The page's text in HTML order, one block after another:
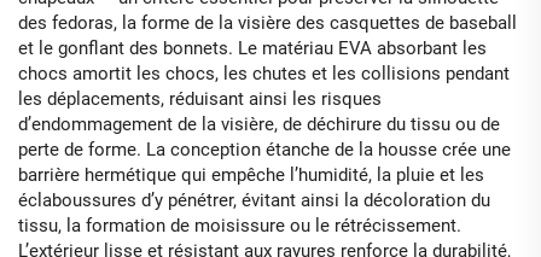
des fedoras, la forme de la visière des casquettes de baseball
et le gonflant des bonnets. Le matériau EVA absorbant les
chocs amortit les chocs, les chutes et les collisions pendant
les déplacements, réduisant ainsi les risques
d’endommagement de la visière, de déchirure du tissu ou de
perte de forme. La conception étanche de la housse crée une
barrière hermétique qui empêche l’humidité, la pluie et les
éclaboussures d’y pénétrer, évitant ainsi la décoloration du
tissu, la formation de moisissure ou le rétrécissement.
L’extérieur lisse et résistant aux rayures renforce la durabilité,